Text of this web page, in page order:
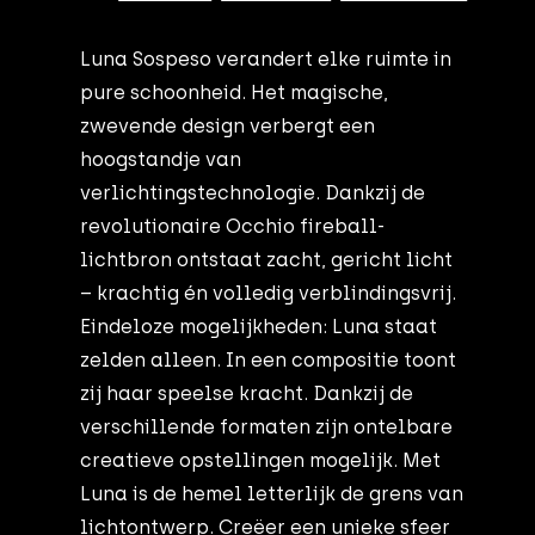
Luna Sospeso verandert elke ruimte in
pure schoonheid. Het magische,
zwevende design verbergt een
hoogstandje van
verlichtingstechnologie. Dankzij de
revolutionaire Occhio fireball-
lichtbron ontstaat zacht, gericht licht
– krachtig én volledig verblindingsvrij.
Eindeloze mogelijkheden: Luna staat
zelden alleen. In een compositie toont
zij haar speelse kracht. Dankzij de
verschillende formaten zijn ontelbare
creatieve opstellingen mogelijk. Met
Luna is de hemel letterlijk de grens van
lichtontwerp. Creëer een unieke sfeer